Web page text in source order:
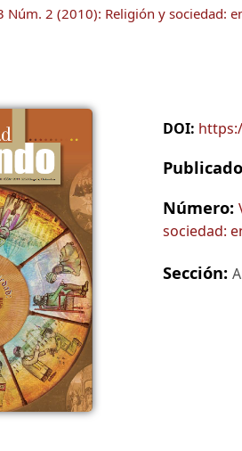
Núm. 2 (2010): Religión y sociedad:
DOI:
Número:
sociedad:
Sección: